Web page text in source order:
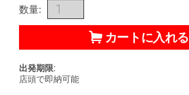
数量:
カートに入れる
出発期限:
店頭で即納可能